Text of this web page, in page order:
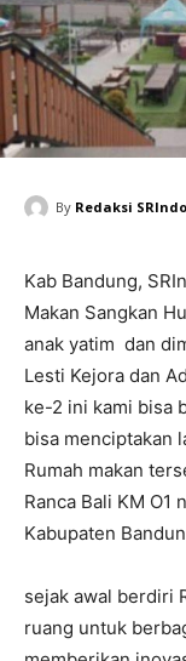
By Redaksi
Kab Bandung,
Makan Sangkan
anak yatim dan
Lesti Kejora dan
ke-2 ini kami bisa
bisa menciptakan
Rumah makan
Ranca Bali KM O1
Kabupaten
sejak awal berdiri
ruang untuk